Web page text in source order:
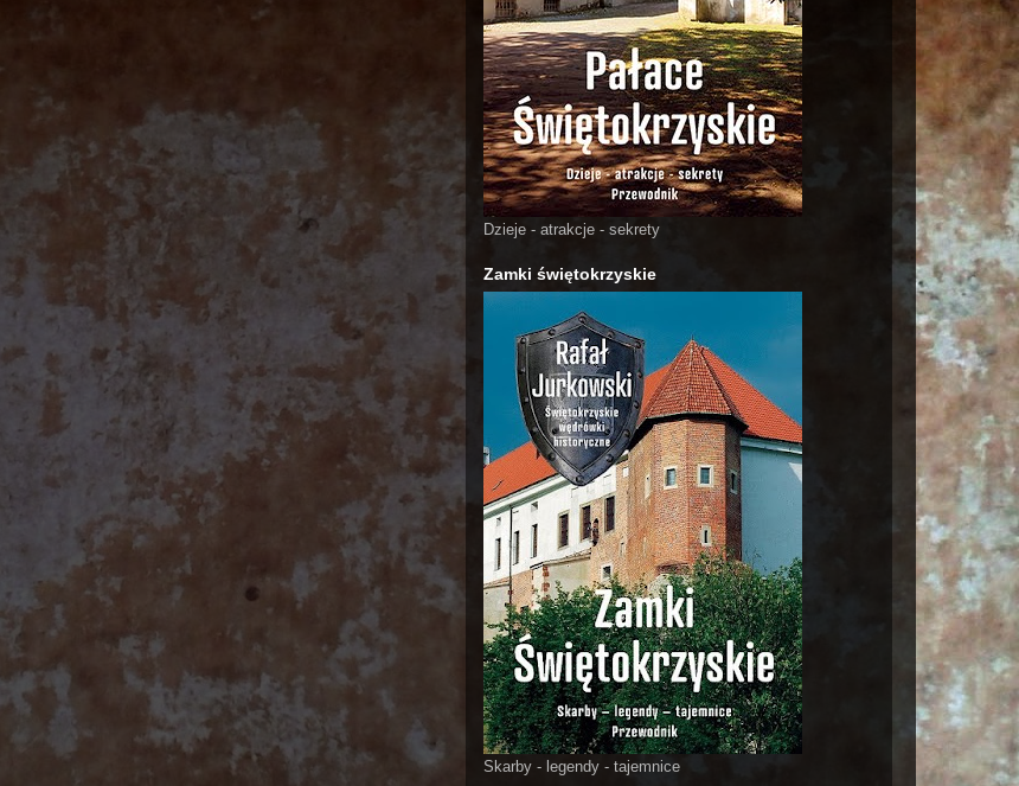
Dzieje - atrakcje - sekrety
Zamki świętokrzyskie
Skarby - legendy - tajemnice